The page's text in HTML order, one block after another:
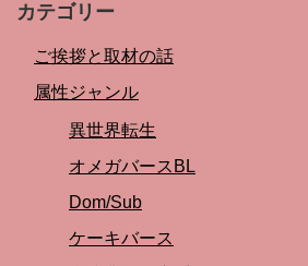
カテゴリー
ご挨拶と取材の話
属性ジャンル
異世界転生
オメガバースBL
Dom/Sub
ケーキバース